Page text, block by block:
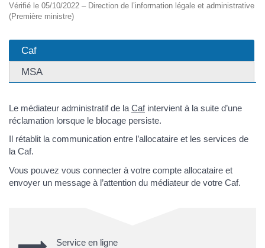
Vérifié le 05/10/2022 – Direction de l’information légale et administrative
(Première ministre)
Caf
MSA
Le médiateur administratif de la Cafintervient à la suite d’une
réclamation lorsque le blocage persiste.
Il rétablit la communication entre l’allocataire et les services de
la Caf.
Vous pouvez vous connecter à votre compte allocataire et
envoyer un message à l’attention du médiateur de votre Caf.
Service en ligne